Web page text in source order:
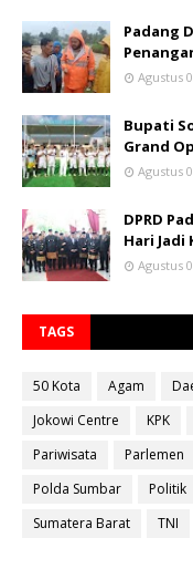
Padang
Agustus
Bupati
Grand
Agustus
DPRD
Hari Jadi
Agustus
TAGS
50 Kota Agam
Jokowi Centre
KPK
Pariwisata
Parlemen
Polda Sumbar
Politik
Sumatera Barat
TNI